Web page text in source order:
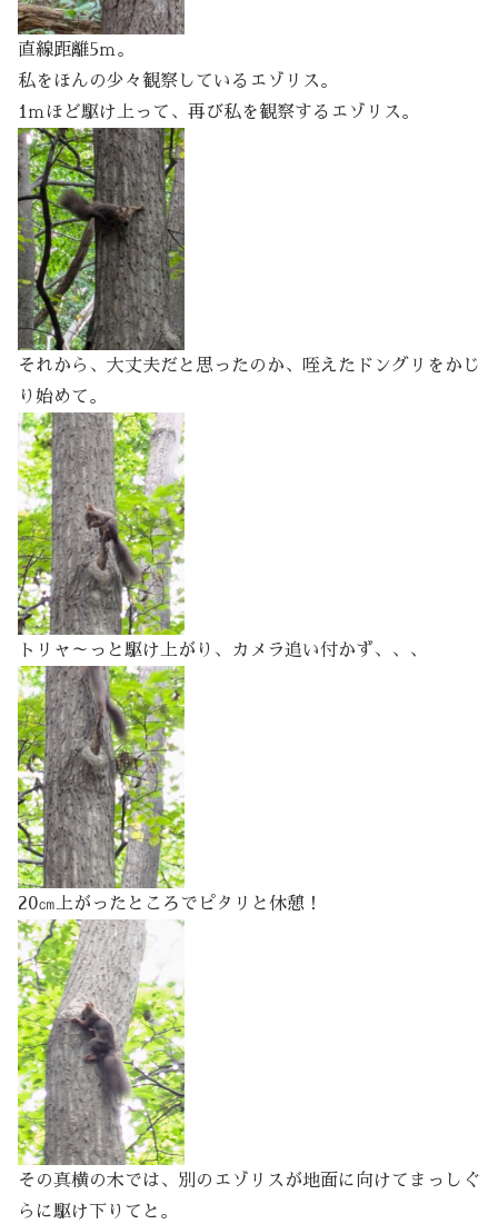
直線距離5ｍ。
私をほんの少々観察しているエゾリス。
1ｍほど駆け上って、再び私を観察するエゾリス。
それから、大丈夫だと思ったのか、咥えたドングリをかじ
り始めて。
トリャ～っと駆け上がり、カメラ追い付かず、、、
20㎝上がったところでピタリと休憩！
その真横の木では、別のエゾリスが地面に向けてまっしぐ
らに駆け下りてと。